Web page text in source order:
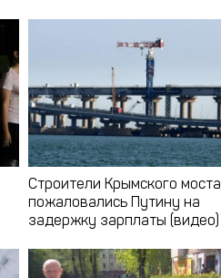
Строители Крымского моста
пожаловались Путину на
задержку зарплаты (видео)